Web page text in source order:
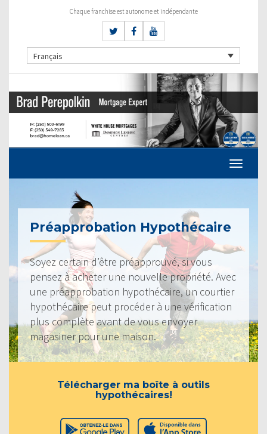
Chaque franchise est autonome et indépendante
Français
Préapprobation Hypothécaire
Soyez certain d’être préapprouvé, si vous
pensez à acheter une nouvelle propriété. Avec
une préapprobation hypothécaire, un courtier
hypothécaire peut procéder à une vérification
plus complète avant de vous envoyer
magasiner pour une maison.
Télécharger ma boîte à outils
hypothécaires!